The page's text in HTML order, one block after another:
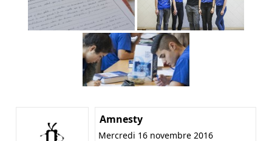
Amnesty
Mercredi 16 novembre 2016